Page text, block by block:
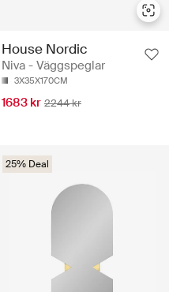
House Nordic
Niva - Väggspeglar
3X35X170CM
1683 kr 2244 kr
25% Deal